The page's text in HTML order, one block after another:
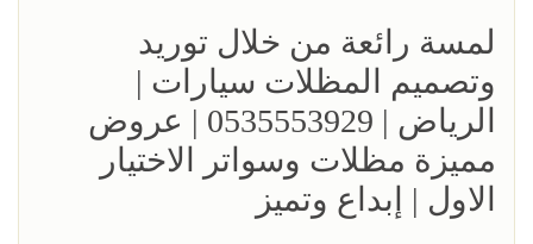
لمسة رائعة من خلال توريد
وتصميم المظلات سيارات |
الرياض | 0535553929 | عروض
مميزة مظلات وسواتر الاختيار
الاول | إبداع وتميز